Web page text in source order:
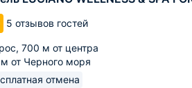
5 отзывов гостей
700 м от центра
от Черного моря
отмена